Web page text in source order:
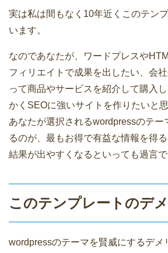
実は私は間もなく10年近くこのテン
います。
なのであなたが、ワードプレスや
フィリエイトで成果を出したい、会
って商品やサービスを紹介して購入
かくSEOに強いサイトを作りたいと
あなたが選択されるwordpressのテー
るのが、最もお得で有益な情報を得
結果が出やすくなるといっても過言で
このテンプレートのデ
wordpressのテーマを賢威にするデメ